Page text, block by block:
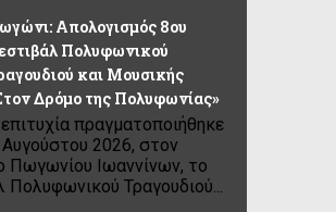
Απολογισμός 8ου
Πολυφωνικού
και Μουσικής
Δρόμο της Πολυφωνίας»
πραγματοποιήθηκε
Αυγούστου 2026, στον
Πωγωνίου Ιωαννίνων, το
Τραγουδιού...